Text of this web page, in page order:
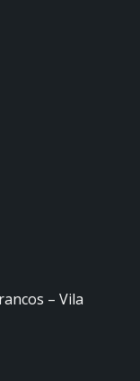
– Vila